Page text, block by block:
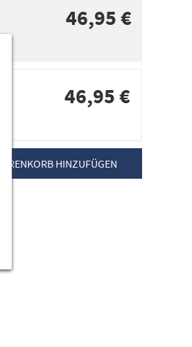
46,95 €
46,95 €
HINZUFÜGEN